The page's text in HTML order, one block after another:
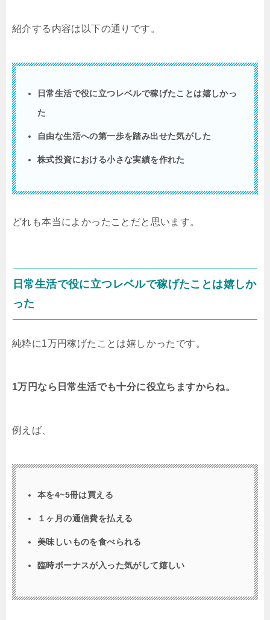
紹介する内容は以下の通りです。
日常生活で役に立つレベルで稼げたことは嬉しかっ
た
自由な生活への第一歩を踏み出せた気がした
株式投資における小さな実績を作れた
どれも本当によかったことだと思います。
日常生活で役に立つレベルで稼げたことは嬉しか
った
純粋に1万円稼げたことは嬉しかったです。
1万円なら日常生活でも十分に役立ちますからね。
例えば、
本を4~5冊は買える
１ヶ月の通信費を払える
美味しいものを食べられる
臨時ボーナスが入った気がして嬉しい